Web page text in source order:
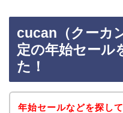
cucan（クーカ
定の年始セール
た！
年始セールなどを探し